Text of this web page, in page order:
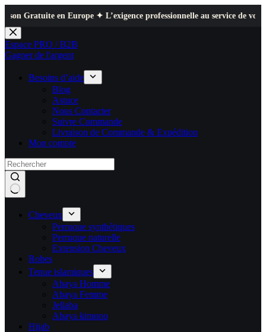
en Europe ✦ L’exigence professionnelle au service de votre
Passer
au
contenu
Espace PRO / B2B
Gagner de l'argent
Besoins d’aide
Blog
Astuce
Nous Contacter
Suivre Commande
Livraison de Commande & Expédition
Mon compte
Cheveux
Perruque synthétiques
Perruque naturelle
Extension Cheveux
Robes
Tenue islamiques
Abaya Homme
Abaya Femme
Jellaba
Abaya kimono
Hijab